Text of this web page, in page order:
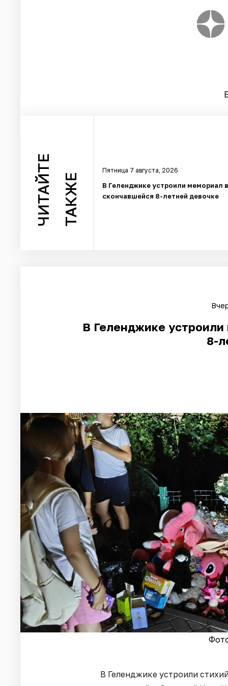
ЧИТАЙТЕ ТАКЖЕ
Пятница 7 августа, 2026
В Геленджике устроили мемориал
скончавшейся 8-летней девочке
В Геленджике
8-
В Геленджике устроили